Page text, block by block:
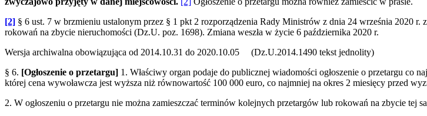
[2] § 6 ust. 7 w brzmieniu ustalonym przez § 1 pkt 2 rozporządzenia Rady Ministrów z dnia 24 września 2020
rokowań na zbycie nieruchomości (Dz.U. poz. 1698). Zmiana weszła w życie 6 października 2020 r.
Wersja archiwalna obowiązująca od 2014.10.31 do 2020.10.05 (Dz.U.2014.1490 tekst jednolity)
§ 6. [Ogłoszenie o przetargu] 1. Właściwy organ podaje do publicznej wiadomości ogłoszenie o przetargu co
której cena wywoławcza jest wyższa niż równowartość 100 000 euro, co najmniej na okres 2 miesięcy przed
2. W ogłoszeniu o przetargu nie można zamieszczać terminów kolejnych przetargów lub rokowań na zbycie tej